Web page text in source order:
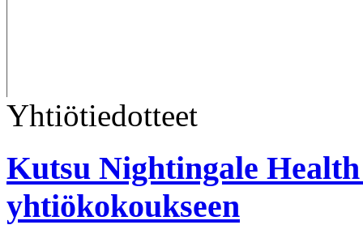
Yhtiötiedotteet
Kutsu Nightingale
yhtiökokoukseen